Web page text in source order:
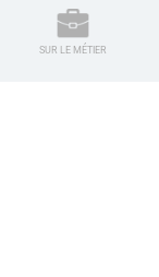
SUR LE MÉTIER